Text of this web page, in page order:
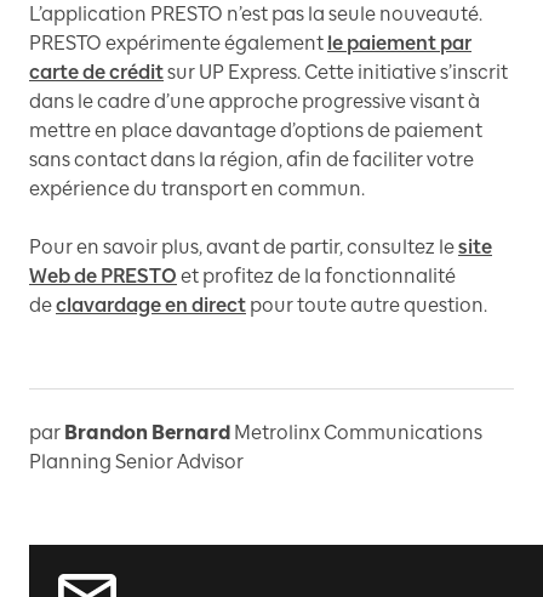
L’application PRESTO n’est pas la seule nouveauté.
PRESTO expérimente également le paiement par
carte de créditsur UP Express. Cette initiative s’inscrit
dans le cadre d’une approche progressive visant à
mettre en place davantage d’options de paiement
sans contact dans la région, afin de faciliter votre
expérience du transport en commun.
Pour en savoir plus, avant de partir, consultez lesite
Web de PRESTO et profitez de la fonctionnalité
declavardage en direct pour toute autre question.
par Brandon Bernard Metrolinx Communications
Planning Senior Advisor